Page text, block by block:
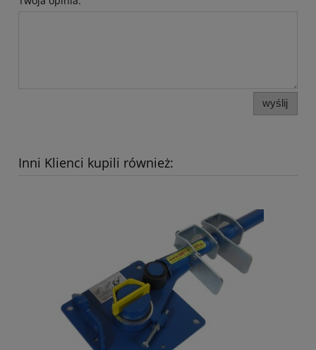
wyślij
Inni Klienci kupili również: